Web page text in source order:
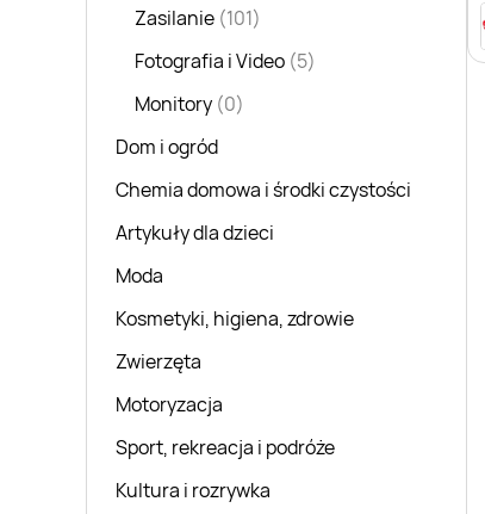
Zasilanie (101)
Fotografia i Video (5)
Monitory (0)
Dom i ogród
Chemia domowa i środki czystości
Artykuły dla dzieci
Moda
Kosmetyki, higiena, zdrowie
Zwierzęta
Motoryzacja
Sport, rekreacja i podróże
Kultura i rozrywka